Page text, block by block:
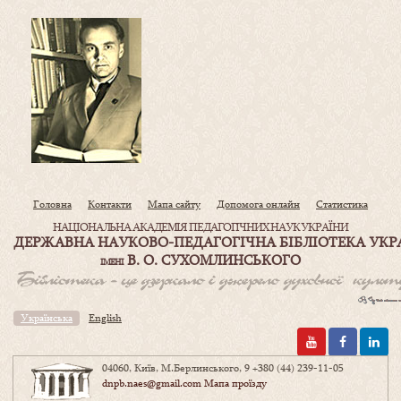
Головна Контакти Мапа сайту Допомога онлайн Статистика
НАЦІОНАЛЬНА АКАДЕМІЯ ПЕДАГОГІЧНИХ НАУК УКРАЇНИ
ДЕРЖАВНА НАУКОВО-ПЕДАГОГІЧНА БІБЛІОТЕКА
ІМЕНІВ. О. СУХОМЛИНСЬКОГО
Українська English
04060, Київ, М.Берлинського, 9+380 (44) 239-11-05
dnpb.naes@gmail.comМапа проїзду